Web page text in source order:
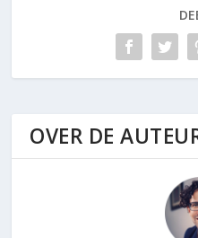
OVER DE